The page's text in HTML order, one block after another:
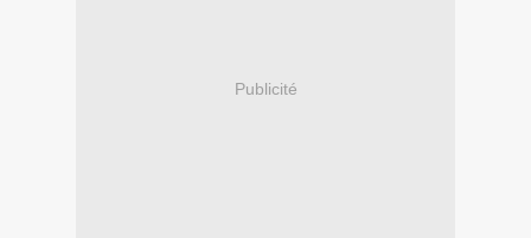
Publicité